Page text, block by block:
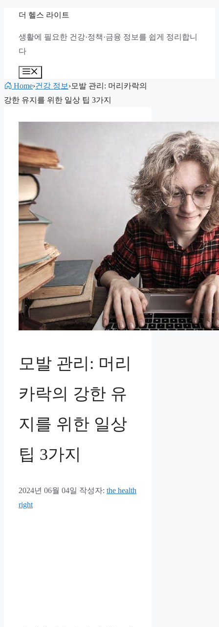
너
뛰
더 헬스 라이트
생활에 필요한 건강·정책·금융 정보를 쉽게 정리합니
다
뉴
Home›건강 정보 ›모발 관리: 머리카락의
강한 유지를 위한 일상 팁 3가지
모발 관리: 머리
카락의 강한 유
지를 위한 일상
팁 3가지
2024년 06월 04일 작성자: the health
right